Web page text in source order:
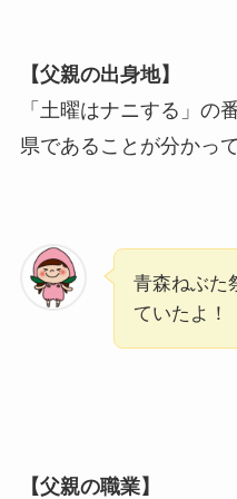
【父親の出身地】
「土曜はナニする」の
県であることが分かっ
青森ねぶた
ていたよ！
【父親の職業】